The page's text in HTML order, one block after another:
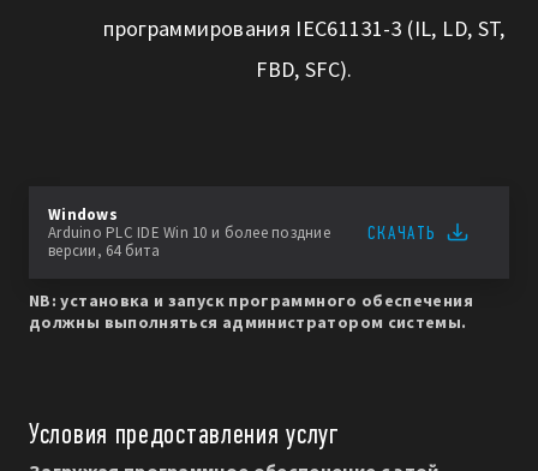
программирования IEC61131-3 (IL, LD, ST,
FBD, SFC).
Windows
Arduino PLC IDE Win 10 и более поздние
версии, 64 бита
СКАЧАТЬ
NB: установка и запуск программного обеспечения
должны выполняться администратором системы.
Условия предоставления услуг